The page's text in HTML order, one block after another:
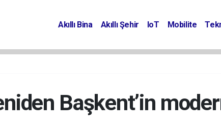
Akıllı Bina Akıllı Şehir IoT Mobilite
Başkent’in